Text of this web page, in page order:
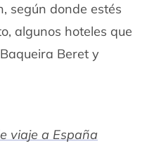
según donde estés
algunos hoteles que
Beret y
viaje a España